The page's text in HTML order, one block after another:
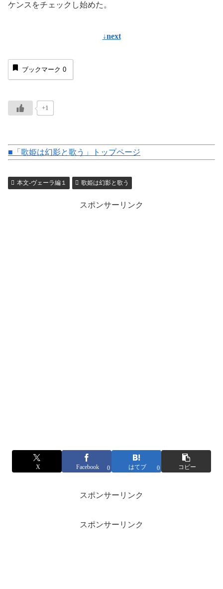
ケンスをチェックし始めた。
↓next
ブックマーク 0
+1
■「歌姫は幻影と歌う」トップページ
本文-ヴェーラ編１ 歌姫は幻影と歌う
スポンサーリンク
X Facebook 0 はてブ 0 コピー
スポンサーリンク
スポンサーリンク